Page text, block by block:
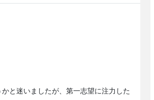
と迷いましたが、第一志望に注力した